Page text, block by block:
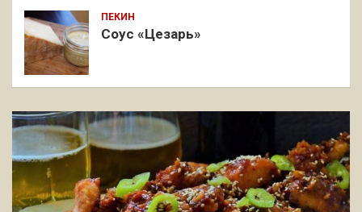
ПЕКИН
Соус «Цезарь»